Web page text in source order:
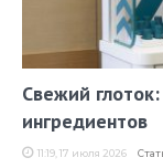
Свежий
ингредиентов
11:19, 17 июля 2026